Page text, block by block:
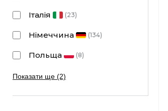
Італія (23)
Німеччина (134)
Польща (8)
Показати ще (2)